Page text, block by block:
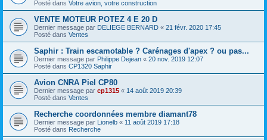
Posté dans Votre avion, votre construction
VENTE MOTEUR POTEZ 4 E 20 D
Dernier message par DELIEGE BERNARD « 21 févr. 2020 17:45
Posté dans Ventes
Saphir : Train escamotable ? Carénages d'apex ? ou pas...
Dernier message par Philippe Dejean « 20 nov. 2019 12:07
Posté dans CP1320 Saphir
Avion CNRA Piel CP80
Dernier message par cp1315 « 14 août 2019 20:39
Posté dans Ventes
Recherche coordonnées membre diamant78
Dernier message par Lionelb « 11 août 2019 17:18
Posté dans Recherche